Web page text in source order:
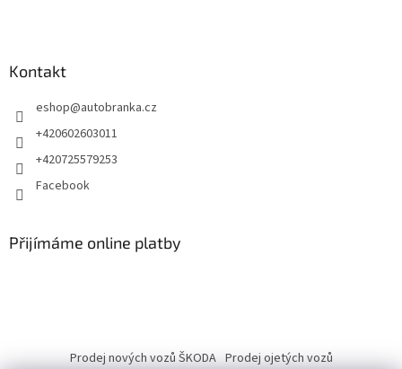
Kontakt
eshop@autobranka.cz
+420602603011
+420725579253
Facebook
Přijímáme online platby
Prodej nových vozů ŠKODA Prodej ojetých vozů